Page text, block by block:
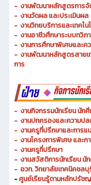
- งานพัฒนาหลักสูตรการจั
- งานวัดผล และประเมินผล
- งานวิทยบริการและเทคโ
- งานอาชีวศึกษาระบบทวิภ
- งานการศึกษาพิเศษและค
- งานพัฒนาหลักสูตรสายเ
การ
- งานกิจกรรมนักเรียน นัก
- งานปกครองและความป
- งานครูที่ปรึกษาและการแ
- งานโครงการพิเศษ และก
- งานครูที่ปรึกษา
- งานสวัสดิการนักเรียน นั
- อวท. วิทยาลัยเทคนิคชลบุ
-ศูนย์เรียนรู้ตามหลักปรัช